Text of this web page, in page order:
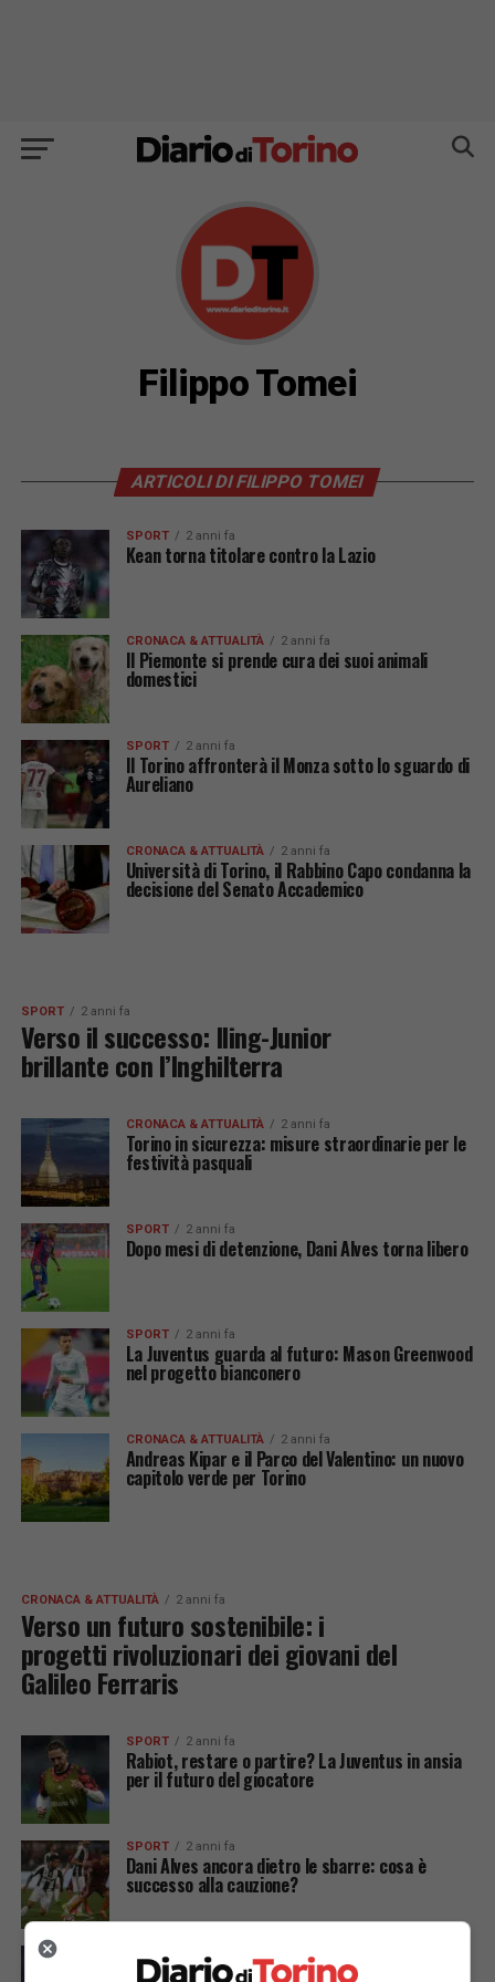
Filippo Tomei
ARTICOLI DI FILIPPO TOMEI
SPORT 2 anni fa
Kean torna titolare contro la Lazio
CRONACA & ATTUALITÀ 2 anni fa
Il Piemonte si prende cura dei suoi animali
domestici
SPORT 2 anni fa
Il Torino affronterà il Monza sotto lo sguardo di
Aureliano
CRONACA & ATTUALITÀ 2 anni fa
Università di Torino, il Rabbino Capo condanna la
decisione del Senato Accademico
SPORT 2 anni fa
Verso il successo: Iling-Junior
brillante con l’Inghilterra
CRONACA & ATTUALITÀ 2 anni fa
Torino in sicurezza: misure straordinarie per le
festività pasquali
SPORT 2 anni fa
Dopo mesi di detenzione, Dani Alves torna libero
SPORT 2 anni fa
La Juventus guarda al futuro: Mason Greenwood
nel progetto bianconero
CRONACA & ATTUALITÀ 2 anni fa
Andreas Kipar e il Parco del Valentino: un nuovo
capitolo verde per Torino
CRONACA & ATTUALITÀ 2 anni fa
Verso un futuro sostenibile: i
progetti rivoluzionari dei giovani del
Galileo Ferraris
SPORT 2 anni fa
Rabiot, restare o partire? La Juventus in ansia
per il futuro del giocatore
SPORT 2 anni fa
Dani Alves ancora dietro le sbarre: cosa è
successo alla cauzione?
Juric affronta l’infermeria: il Torino verso la